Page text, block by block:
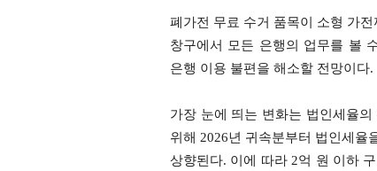
폐가전 무료 수거 품목이 소형 가
창구에서 모든 은행의 업무를 볼
은행 이용 불편을 해소할 전망이다.
가장 눈에 띄는 변화는 법인세율
위해 2026년 귀속분부터 법인세율
상향된다. 이에 따라 2억 원 이하